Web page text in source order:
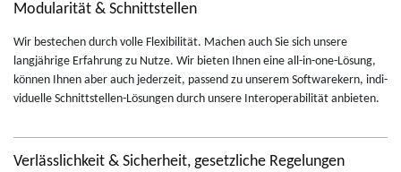
Modularität & Schnittstellen
Wir bestechen durch volle Flex­i­bilität. Machen auch Sie sich un­sere
langjährige Er­fahrung zu Nutze. Wir bi­eten Ihnen eine all-in-one-Lösung,
können Ihnen aber auch jed­erzeit, passend zu un­serem Soft­warek­ern, in­di­
vidu­elle Schnittstellen-Lösun­gen durch un­sere In­ter­op­er­abilität an­bi­eten.
Verlässlichkeit & Sicherheit, gesetzliche Regelungen